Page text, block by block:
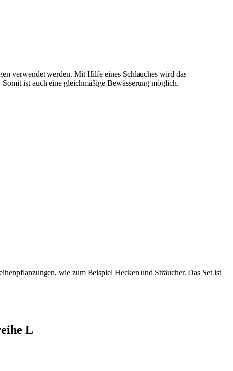
verwendet werden. Mit Hilfe eines Schlauches wird das
ist auch eine gleichmäßige Bewässerung möglich.
wie zum Beispiel Hecken und Sträucher. Das Set ist
L